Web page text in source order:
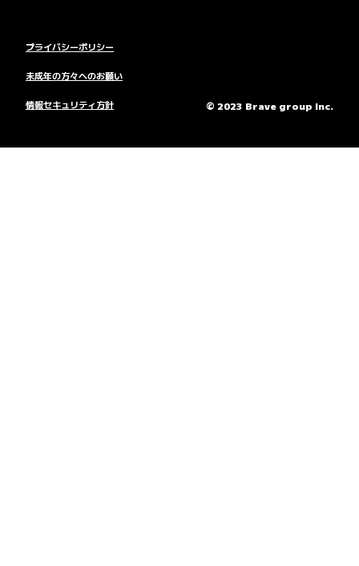
© 2023 Brave group Inc.
プライバシーポリシー
未成年の方々へのお願い
情報セキュリティ方針